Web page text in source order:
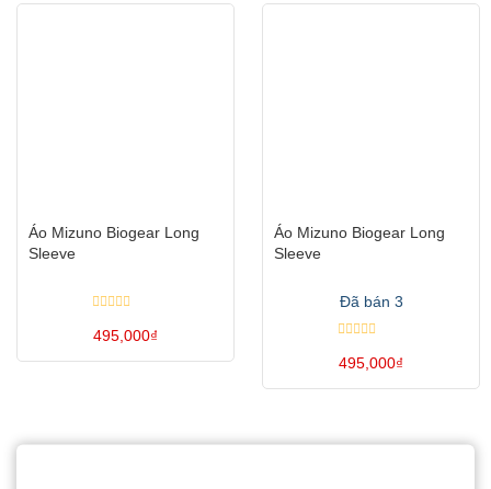
Áo Mizuno Biogear Long
Sleeve
xếp
0
495,000₫
Sản
có
Áo Mizuno Biogear Long
Sleeve
Đã bán 3
xếp
0
495,000₫
Sản
này